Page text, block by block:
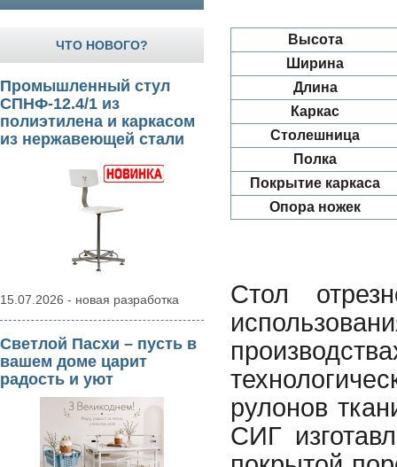
ЧТО НОВОГО?
Промышленный стул
СПНФ-12.4/1 из
полиэтилена и каркасом
из нержавеющей стали
15.07.2026 - новая разработка
Светлой Пасхи – пусть в
вашем доме царит
радость и уют
Высота
Ширина
Длина
Каркас
Столешница
Полка
Покрытие каркаса
Опора ножек
Стол
рулонов
СИГ